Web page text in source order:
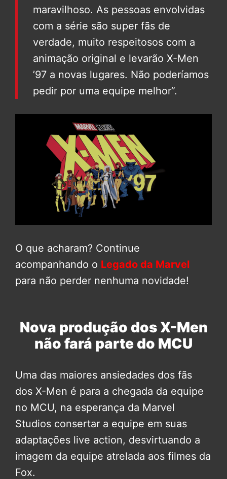
maravilhoso. As pessoas envolvidas
com a série são super fãs de
verdade, muito respeitosos com a
animação original e levarão X-Men
’97 a novas lugares. Não poderíamos
pedir por uma equipe melhor”.
O que acharam? Continue
acompanhando o Legado da Marvel
para não perder nenhuma novidade!
Nova produção dos X-Men
não fará parte do MCU
Uma das maiores ansiedades dos fãs
dos X-Men é para a chegada da equipe
no MCU, na esperança da Marvel
Studios consertar a equipe em suas
adaptações live action, desvirtuando a
imagem da equipe atrelada aos filmes da
Fox.